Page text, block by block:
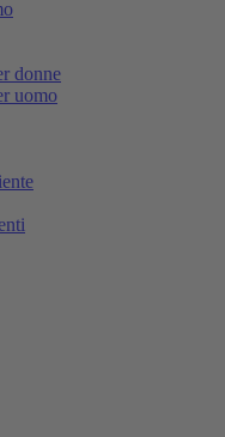
donne
uomo